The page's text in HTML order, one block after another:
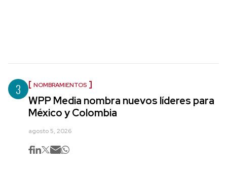
3 NOMBRAMIENTOS
WPP Media nombra nuevos líderes para
México y Colombia
agosto 5, 2026